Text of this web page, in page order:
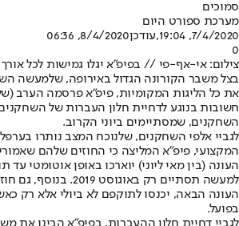
סמוכים
מערכת ספורט היום
7/4/2020, 19:04
,עודכן8/4/2020, 06:36
0
צילום: אי-אף-פי // בפיפ"א יגלו גמישות לכל
בצל משבר הקורונה הגדול באירופה, שלמעשה
את כל הליגות המקומיות, פיפ"א פרסמה הערב
חשובות בנוגע לדחיית חלון העברות של השחקנים,
השחקנים, שמסתיימים ביוני הקרוב.
לגביי אלפי השחקנים, שלנוכח המצב נותרו
המקצועי, פיפ"א המליצה כי החוזים שלהם
העונה (בין מאי ליוני) יוארכו באופן אוטומטי
למעשה תסתיים רק באוגוסט
בפועל.